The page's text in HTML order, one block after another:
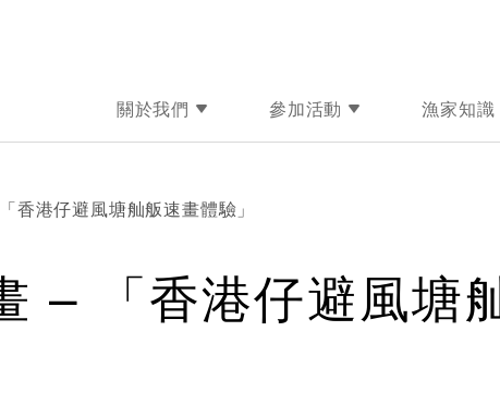
關於我們 參加活動 漁家知識
香港仔避風塘舢舨速畫體驗」
– 「香港仔避風塘